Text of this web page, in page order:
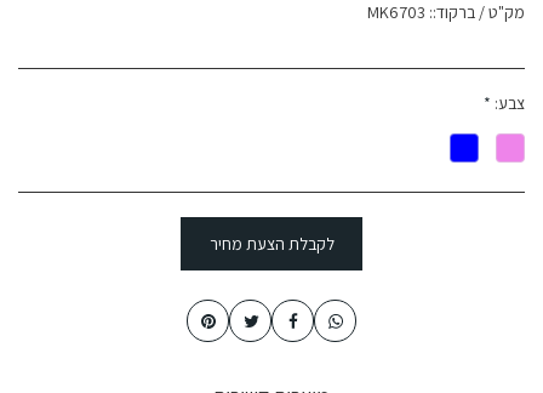
מק"ט / ברקוד:: MK6703
צבע: *
לקבלת הצעת מחיר